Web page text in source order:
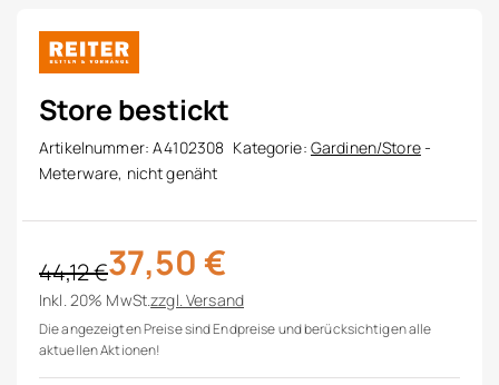
Store bestickt
Artikelnummer:A4102308 Kategorie: Gardinen/Store-
Meterware, nicht genäht
44,12€
Ursprünglicher Preis war: 44,12 €
37,50 €
Aktueller Preis ist: 37,50 €.
Inkl. 20% MwSt.zzgl.Versand
Die angezeigten Preise sind Endpreise und berücksichtigen alle
aktuellen Aktionen!